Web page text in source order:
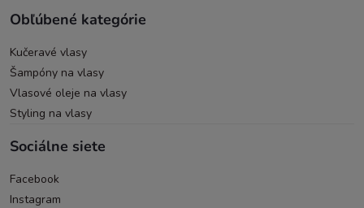
Obľúbené kategórie
Kučeravé vlasy
Šampóny na vlasy
Vlasové oleje na vlasy
Styling na vlasy
Sociálne siete
Facebook
Instagram